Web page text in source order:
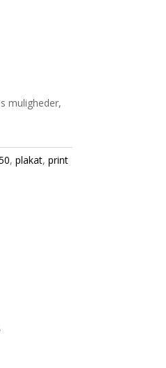
muligheder,
, plakat, print